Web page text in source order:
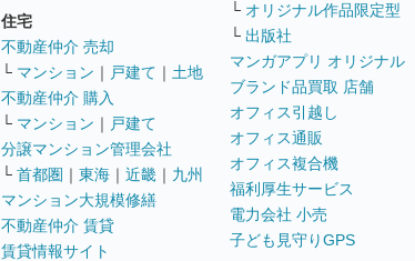
住宅
不動産仲介 売却
└ マンション ｜ 戸建て ｜ 土地
不動産仲介 購入
└ マンション ｜ 戸建て
分譲マンション管理会社
└ 首都圏 ｜ 東海 ｜ 近畿 ｜ 九州
マンション大規模修繕
不動産仲介 賃貸
賃貸情報サイト
└ オリジナル作品限定型
└ 出版社
マンガアプリ オリジナル
ブランド品買取 店舗
オフィス引越し
オフィス通販
オフィス複合機
福利厚生サービス
電力会社 小売
子ども見守りGPS